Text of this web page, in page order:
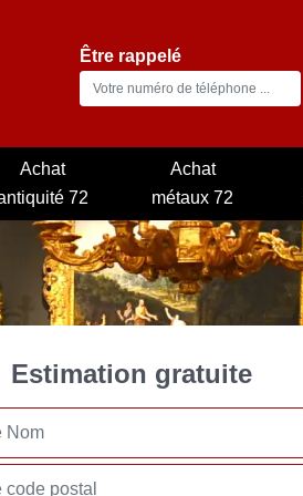
Être rappelé
Achat
72
Achat
métaux 72
Estimation gratuite